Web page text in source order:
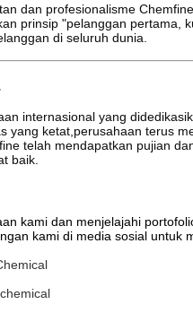
dan profesionalisme
prinsip "pelanggan pertama,
di seluruh dunia.
internasional yang
yang ketat,perusahaan terus
telah mendapatkan pujian
baik.
kami dan menjelajahi
kami di media sosial untuk